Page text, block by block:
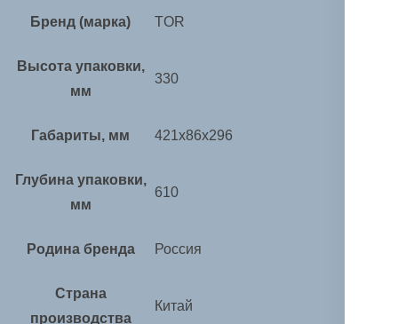
Бренд (марка) TOR
Высота упаковки,
мм
330
Габариты, мм 421х86х296
Глубина упаковки,
мм
610
Родина бренда Россия
Страна
производства
Китай